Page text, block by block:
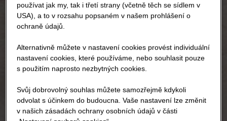
používat jak my, tak i třetí strany (včetně těch se sídlem v
USA), a to v rozsahu popsaném v našem prohlášení o
ochraně údajů.
Alternativně můžete v nastavení cookies provést individuální
nastavení cookies, které používáme, nebo souhlasit pouze
s použitím naprosto nezbytných cookies.
Svůj dobrovolný souhlas můžete samozřejmě kdykoli
odvolat s účinkem do budoucna. Vaše nastavení lze změnit
v našich zásadách ochrany osobních údajů v části